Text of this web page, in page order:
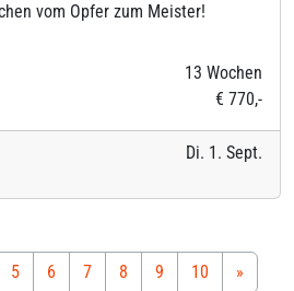
vom Opfer zum Meister!
13 Wochen
€ 770,-
Di. 1. Sept.
5 6 7 8 9 10 »